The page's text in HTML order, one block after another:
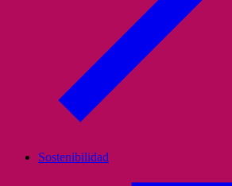
Sostenibilidad